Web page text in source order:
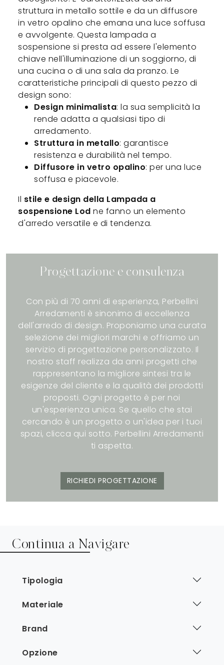
struttura in metallo sottile e da un diffusore
in vetro opalino che emana una luce soffusa
e avvolgente. Questa lampada a
sospensione si presta ad essere l'elemento
chiave nell'illuminazione di un soggiorno, di
una cucina o di una sala da pranzo. Le
caratteristiche principali di questo pezzo di
design sono:
Design minimalista: la sua semplicità la
rende adatta a qualsiasi tipo di
arredamento.
Struttura in metallo: garantisce
resistenza e durabilità nel tempo.
Diffusore in vetro opalino: per una luce
soffusa e piacevole.
Il stile e design della Lampada a
sospensione Lod ne fanno un elemento
d'arredo versatile e di tendenza.
Progettazione e consulenza
Con più di 70 anni di esperienza, Perbellini
Arredamenti è sinonimo di eccellenza
dell'arredo di design. Proponiamo una curata
selezione dei migliori marchi e offriamo un
servizio di progettazione personalizzato. Il
nostro staff realizza da anni progetti che
rappresentano la migliore sintesi tra le
esigenze del cliente e la qualità dei prodotti
proposti. Ogni progetto è per noi
un'esperienza unica. Se quello che stai
cercando è un progetto o un'idea per i tuoi
spazi, clicca qui sotto. Perbellini Arredamenti
ti aspetta.
RICHIEDI PROGETTAZIONE
Continua a Navigare
Tipologia
Materiale
Brand
Opzione